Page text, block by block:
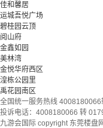
佳和馨居
运城吾悦广场
碧桂园云顶
阅山府
金鑫如园
美林湾
金悦华府西区
湟栋公园里
禹花园南区
全国统一服务热线 4008180066
投诉电话：4008180066 转
九游会国际 copyright 东莞楼盘